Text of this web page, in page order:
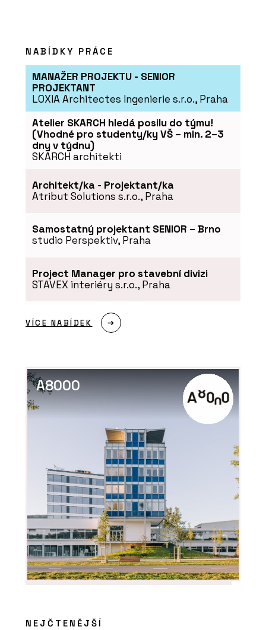
NABÍDKY PRÁCE
MANAŽER PROJEKTU - SENIOR
PROJEKTANT
LOXIA Architectes Ingenierie s.r.o., Praha
Atelier SKARCH hledá posilu do týmu!
(Vhodné pro studenty/ky VŠ – min. 2–3
dny v týdnu)
SKARCH architekti
Architekt/ka - Projektant/ka
Atribut Solutions s.r.o., Praha
Samostatný projektant SENIOR – Brno
studio Perspektiv, Praha
Project Manager pro stavební divizi
STAVEX interiéry s.r.o., Praha
VÍCE NABÍDEK
A8000
NEJČTENĚJŠÍ